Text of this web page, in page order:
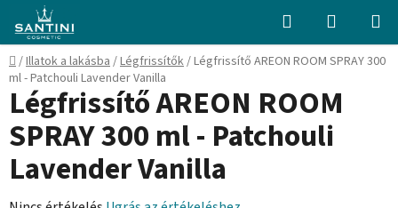
fő
tartalomhoz
Keresés KOSÁR
Kezdőlap
/Illatok a lakásba/Légfrissítők/Légfrissítő AREON ROOM SPRAY 300
ml - Patchouli Lavender Vanilla
Légfrissítő AREON ROOM
SPRAY 300 ml - Patchouli
Lavender Vanilla